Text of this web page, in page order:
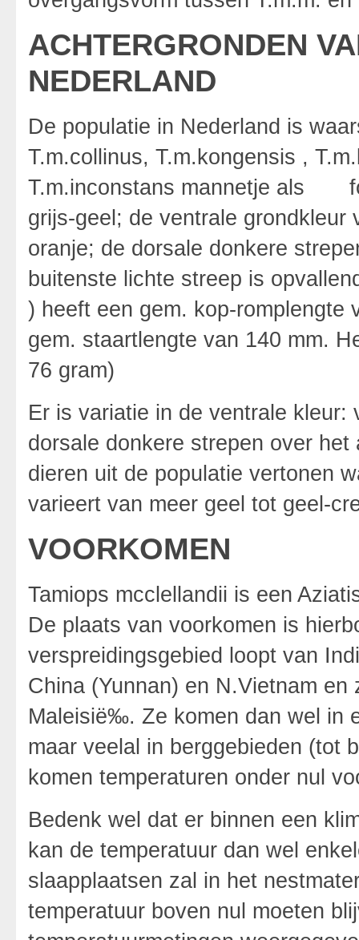
ACHTERGRONDEN
NEDERLAND
De populatie in Nederland is
T.m.collinus, T.m.kongensis ,
T.m.inconstans mannetje als
grijs-geel; de ventrale
oranje; de dorsale donkere
buitenste lichte streep is
) heeft een gem. kop-romplengte
gem. staartlengte van 140 mm.
76 gram)
Er is variatie in de ventrale
dorsale donkere strepen over
dieren uit de populatie vertonen
varieert van meer geel tot geel-
VOORKOMEN
Tamiops mcclellandii is een
De plaats van voorkomen is
verspreidingsgebied loopt van
China (Yunnan) en N.Vietnam
Maleisië‰. Ze komen dan wel in
maar veelal in berggebieden (tot
komen temperaturen onder nul
Bedenk wel dat er binnen een
kan de temperatuur dan wel
slaapplaatsen zal in het
temperatuur boven nul moeten